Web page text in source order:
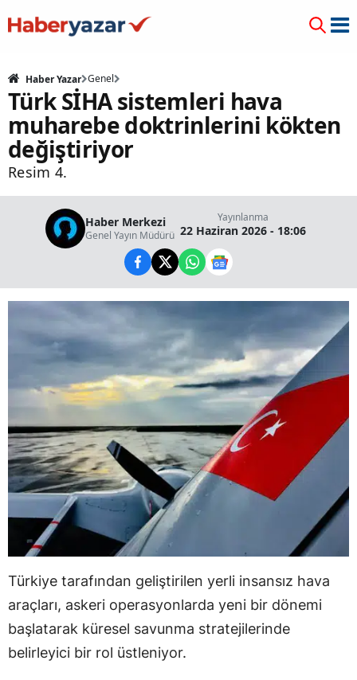
Haber Yazar Genel
Türk SİHA sistemleri hava
muharebe doktrinlerini kökten
değiştiriyor
Resim 4.
Haber Merkezi
Genel Yayın Müdürü
Yayınlanma
22 Haziran 2026 - 18:06
Türkiye tarafından geliştirilen yerli insansız hava
araçları, askeri operasyonlarda yeni bir dönemi
başlatarak küresel savunma stratejilerinde
belirleyici bir rol üstleniyor.